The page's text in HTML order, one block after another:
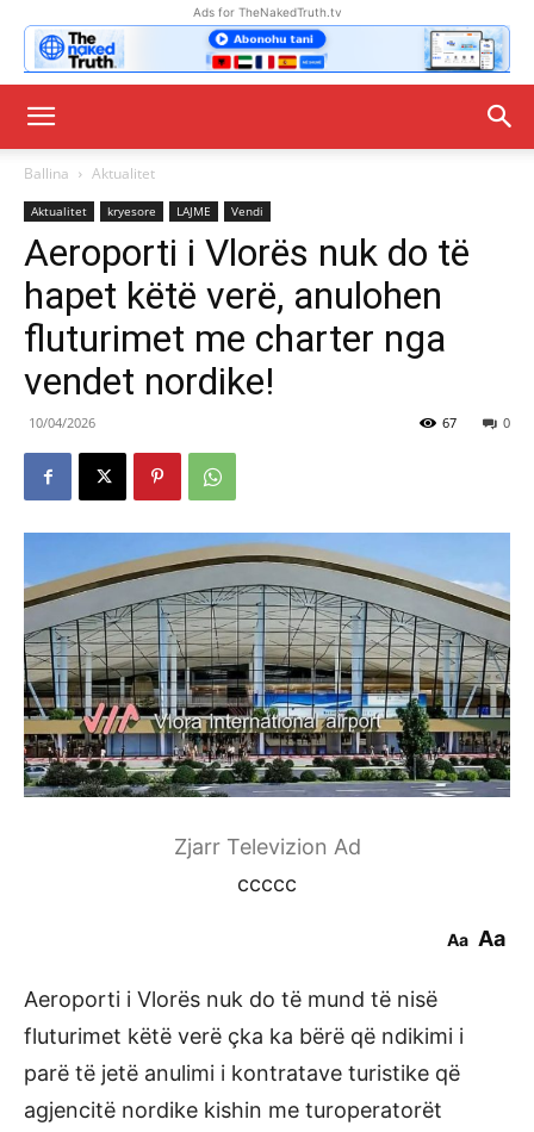
Ads for TheNakedTruth.tv
Ballina Aktualitet
Aktualitet kryesore LAJME Vendi
Aeroporti i Vlorës nuk do të
hapet këtë verë, anulohen
fluturimet me charter nga
vendet nordike!
10/04/2026 0
67
Zjarr Televizion Ad
ccccc
Aa Aa
Aeroporti i Vlorës nuk do të mund të nisë
fluturimet këtë verë çka ka bërë që ndikimi i
parë të jetë anulimi i kontratave turistike që
agjencitë nordike kishin me turoperatorët